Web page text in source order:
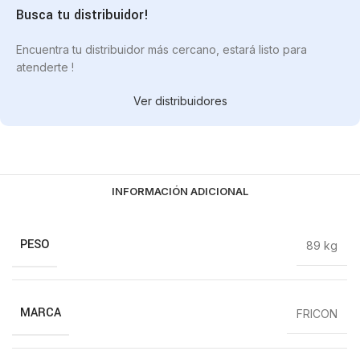
Busca tu distribuidor!
Encuentra tu distribuidor más cercano, estará listo para
atenderte !
Ver distribuidores
INFORMACIÓN ADICIONAL
PESO 89 kg
MARCA FRICON